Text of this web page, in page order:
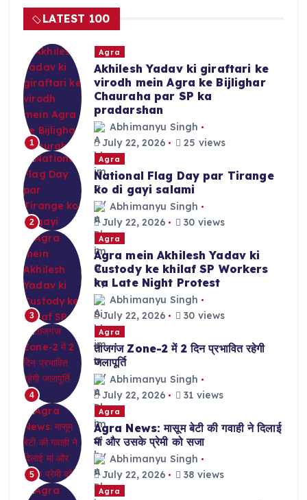
o
o
k
p
p
LATEST 100
1
Agra
Akhilesh Yadav ki giraftari ke
virodh mein Agra ke Bijlighar
Chauraha par SP ka
pradarshan
Abhimanyu Singh
July 22, 2026
25 views
2
Agra
National Flag Day par Tirange
ko di gayi salami
Abhimanyu Singh
July 22, 2026
30 views
3
Agra
Agra mein Akhilesh Yadav ki
Custody ke khilaf SP Workers
ka Late Night Protest
Abhimanyu Singh
July 22, 2026
30 views
4
Agra
ताजगंज Zone-2 में 2 दिन प्रभावित रहेगी
जलापूर्ति
Abhimanyu Singh
July 22, 2026
31 views
5
Agra
Agra News: मासूम बेटी की गवाही ने दिलाई
मां और उसके प्रेमी को सजा
Abhimanyu Singh
July 22, 2026
38 views
Agra